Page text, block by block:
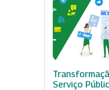
Serviço